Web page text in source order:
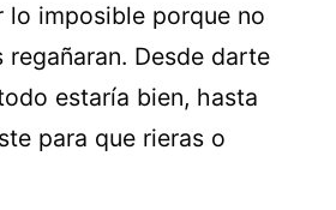
lo imposible porque no
Desde darte
estaría bien, hasta
para que rieras o